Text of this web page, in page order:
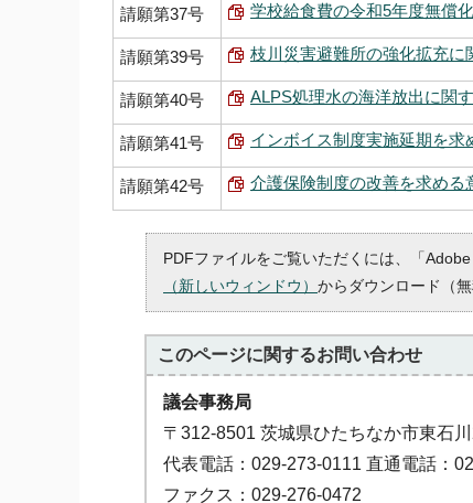
請願第37号 学校給食費の令和5年度無償
請願第39号 枝川災害避難所の強化拡充に
請願第40号 ALPS処理水の海洋放出に関
請願第41号 インボイス制度実施延期を求
請願第42号 介護保険制度の改善を求める
PDFファイルをご覧いただくには、「
（新しいウィンドウ） からダウンロード（
このページに関するお問い合わせ
議会事務局
〒312-8501 茨城県ひたちなか市東石
代表電話：029-273-0111 直通電話：
ファクス：029-276-0472